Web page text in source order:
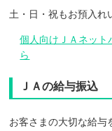
土・日・祝もお預入れ
個人向けＪＡネット
ら
ＪＡの給与振込
お客さまの大切な給与